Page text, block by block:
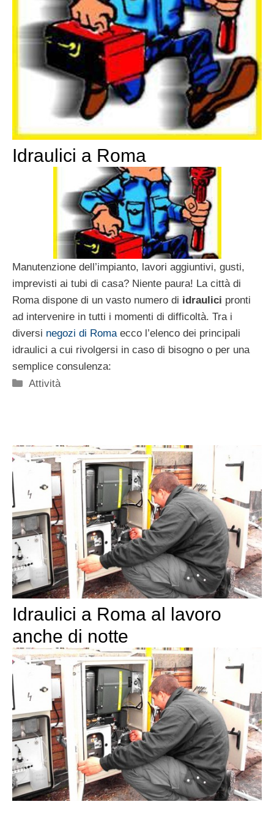
Idraulici a Roma
Manutenzione dell’impianto, lavori aggiuntivi, gusti,
imprevisti ai tubi di casa? Niente paura! La città di
Roma dispone di un vasto numero di idraulici pronti
ad intervenire in tutti i momenti di difficoltà. Tra i
diversi negozi di Roma ecco l’elenco dei principali
idraulici a cui rivolgersi in caso di bisogno o per una
semplice consulenza:
Categorie
Attività
Idraulici a Roma al lavoro
anche di notte